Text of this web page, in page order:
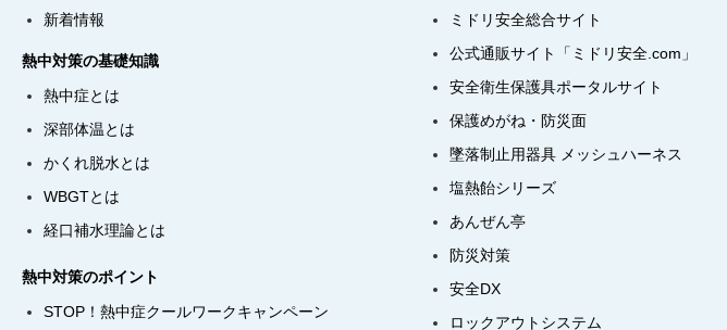
新着情報
熱中対策の基礎知識
熱中症とは
深部体温とは
かくれ脱水とは
WBGTとは
経口補水理論とは
熱中対策のポイント
STOP！熱中症クールワークキャンペーン
ミドリ安全総合サイト
公式通販サイト「ミドリ安全.com」
安全衛生保護具ポータルサイト
保護めがね・防災面
墜落制止用器具 メッシュハーネス
塩熱飴シリーズ
あんぜん亭
防災対策
安全DX
ロックアウトシステム